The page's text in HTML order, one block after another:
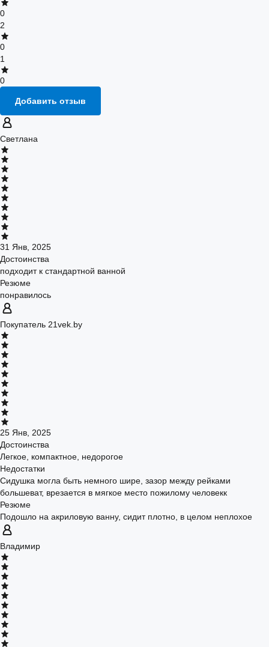
0
2
0
1
0
Добавить отзыв
Светлана
31 Янв, 2025
Достоинства
подходит к стандартной ванной
Резюме
понравилось
Покупатель 21vek.by
25 Янв, 2025
Достоинства
Легкое, компактное, недорогое
Недостатки
Сидушка могла быть немного шире, зазор между рейками
большеват, врезается в мягкое место пожилому человекк
Резюме
Подошло на акриловую ванну, сидит плотно, в целом неплохое
Владимир